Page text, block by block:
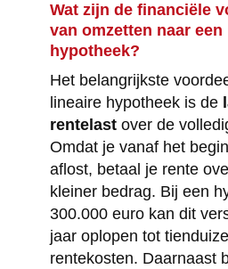
Wat zijn de financiële
van omzetten naar een
hypotheek?
Het belangrijkste
lineaire hypotheek is de
rentelastover de
Omdat je vanaf het
aflost, betaal je rente
kleiner bedrag. Bij een
300.000 euro kan dit
jaar oplopen tot
rentekosten. Daarnaast